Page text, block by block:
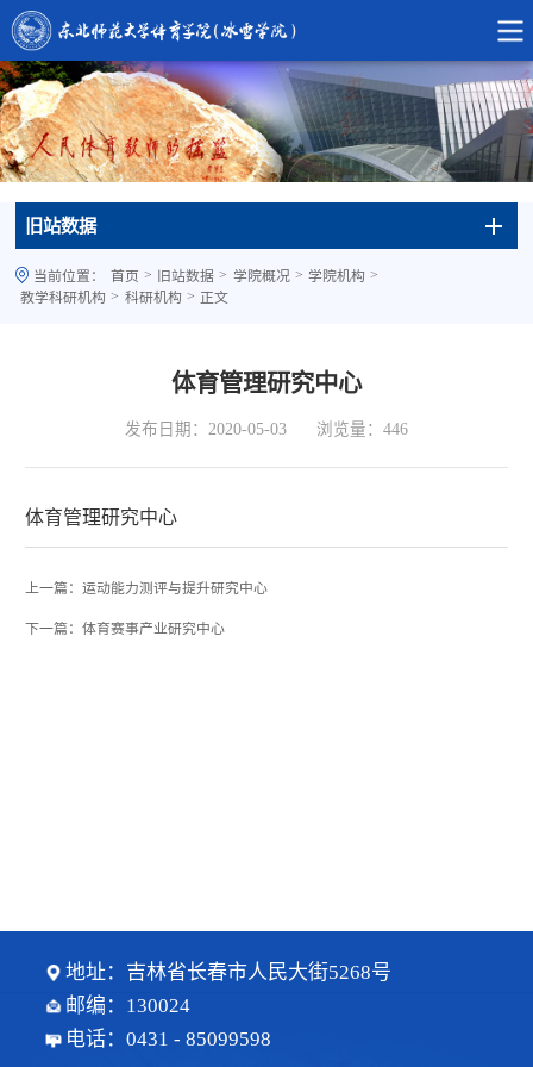
旧站数据
当前位置： 首页 > 旧站数据 > 学院概况 > 学院机构 >
教学科研机构 > 科研机构 > 正文
体育管理研究中心
发布日期：2020-05-03 浏览量：446
体育管理研究中心
上一篇：运动能力测评与提升研究中心
下一篇：体育赛事产业研究中心
地址：吉林省长春市人民大街5268号
邮编：130024
电话：0431 - 85099598